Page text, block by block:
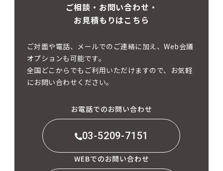
ご相談・お問い合わせ・
お見積もりはこちら
ご対面や電話、メールでのご連絡に加え、Web会議
オプションも可能です。
全国どこからでもご利用いただけますので、お気軽
にお問い合わせください。
お電話でのお問い合わせ
03-5209-7151
WEBでのお問い合わせ